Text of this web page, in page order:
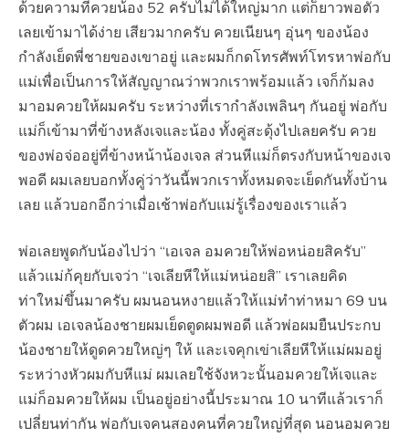
ด้วยความที่ควยน้อง 52 ครับไม่ได้ใหญ่มาก แต่ก็ยาวพอตัว
เลยเข้ามาได้ง่าย เสียวมากครับ ควยเนียนๆ อุ่นๆ ของน้อง
กำลังเย็ดพี่ชายของเขาอยู่ และผมก็กดโทรศัพท์โทรหาพ่อกับ
แม่เพื่อเป็นการให้สัญญาณว่าพวกเราพร้อมแล้ว เจก็ก้มลง
มาอมควยให้ผมครับ ระหว่างที่เรากำลังเพลินๆ กันอยู่ พ่อกับ
แม่ก็เข้ามาที่ข้างหลังเจและน้อง ทั้งคู่สะดุ้งไปเลยครับ ควย
ของพ่อจ่ออยู่ที่ข้างหน้าน้องเจล ส่วนหีแม่ก็ตรงกับหน้าของเจ
พอดี ผมเลยบอกทั้งคู่ว่าวันนี้พวกเราทั้งหมดจะเย็ดกันทั้งบ้าน
เลย แล้วบอกอีกว่าเมื่อเช้าพ่อกับแม่รู้เรื่องของเราแล้ว
พ่อเลยพูดกับน้องไปว่า “เอเจล อมควยให้พ่อหน่อยสิครับ”
แล้วแม่ก้คุยกับเจว่า “เจเลียหีให้แม่หน่อยสิ” เราเลยคิด
ท่าใหม่ขึ้นมาครับ ผมนอนหงายแล้วให้แม่ทำท่าหมา 69 บน
ตัวผม เอเจลน้องชายผมเย็ดตูดผมพอดี แล้วพ่อผมยืนประกบ
น้องชายให้ดูดควยใหญ่ๆ ให้ และเจคุกเข่าเลียหีให้แม่ผมอยู่
ระหว่างหัวผมกับหีแม่ ผมเลยใช้จังหวะนั้นอมควยให้เจและ
แม่ก็อมควยให้ผม เป็นอยู่อย่างนี้ประมาณ 10 นาทีแล้วเราก็
เปลี่ยนท่ากัน พ่อกับเจคนสองคนที่ควยใหญ่ที่สุด นอนอมควย